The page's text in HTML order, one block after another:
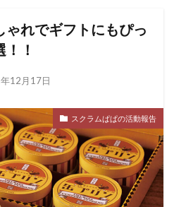
ゃれでギフトにもぴっ
！
12月17日
スクラムぱぱの活動報告